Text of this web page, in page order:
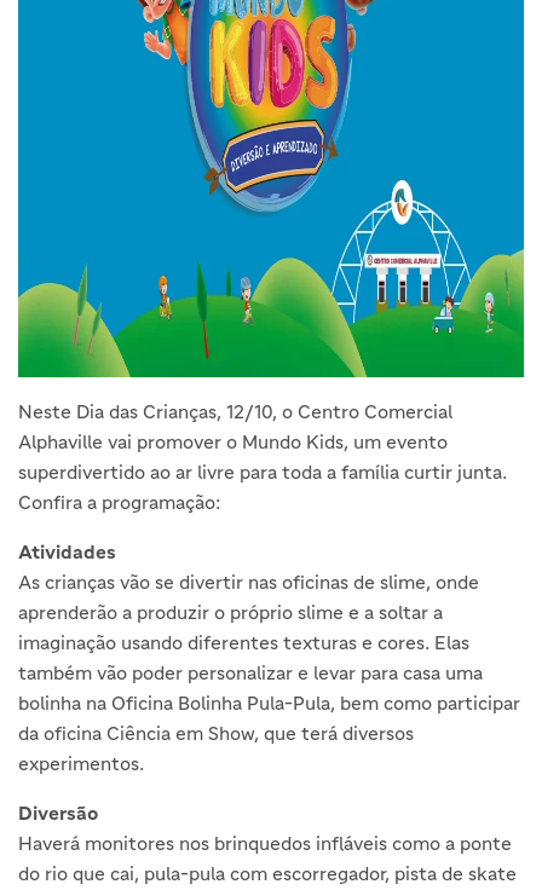
Neste Dia das Crianças, 12/10, o Centro Comercial
Alphaville vai promover o Mundo Kids, um evento
superdivertido ao ar livre para toda a família curtir junta.
Confira a programação:
Atividades
As crianças vão se divertir nas oficinas de slime, onde
aprenderão a produzir o próprio slime e a soltar a
imaginação usando diferentes texturas e cores. Elas
também vão poder personalizar e levar para casa uma
bolinha na Oficina Bolinha Pula-Pula, bem como participar
da oficina Ciência em Show, que terá diversos
experimentos.
Diversão
Haverá monitores nos brinquedos infláveis como a ponte
do rio que cai, pula-pula com escorregador, pista de skate